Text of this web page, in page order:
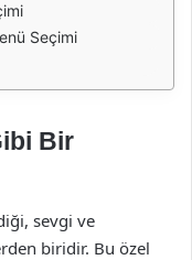
Seçimi
Bir
sevgi ve
biridir. Bu özel